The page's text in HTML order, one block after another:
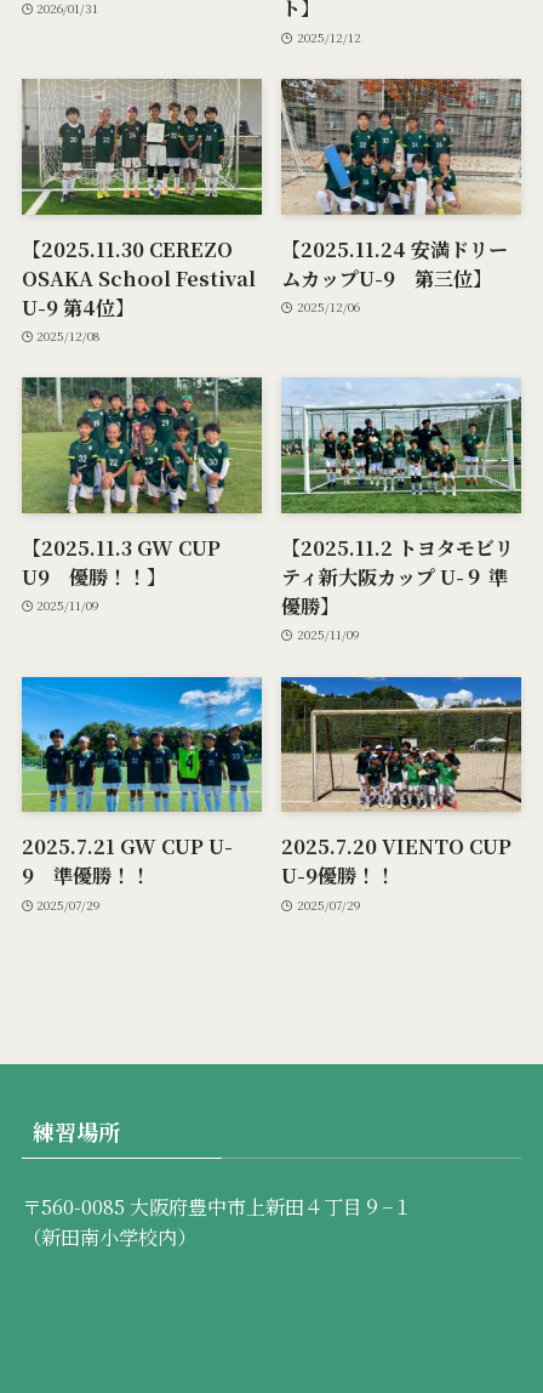
2026/01/31 ト】
2025/12/12
【2025.11.30 CEREZO
OSAKA School Festival
U-9 第4位】
2025/12/08
【2025.11.24 安満ドリー
ムカップU-9 第三位】
2025/12/06
【2025.11.3 GW CUP
U9 優勝！！】
2025/11/09
【2025.11.2 トヨタモビリ
ティ新大阪カップ U-９ 準
優勝】
2025/11/09
2025.7.21 GW CUP U-
9 準優勝！！
2025/07/29
2025.7.20 VIENTO CUP
U-9優勝！！
2025/07/29
練習場所
〒560-0085 大阪府豊中市上新田４丁目９−１
（新田南小学校内）